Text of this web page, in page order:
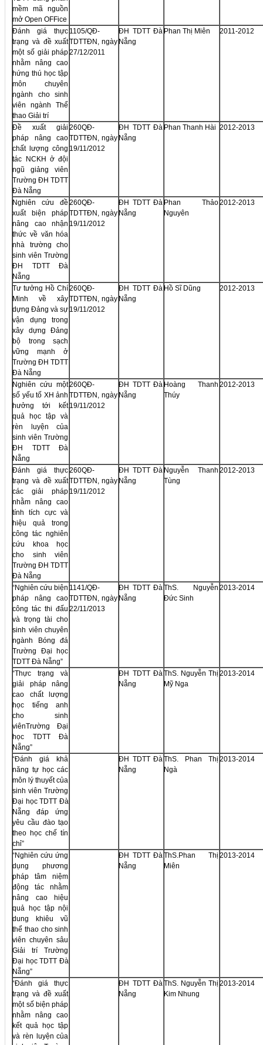
mềm mã nguồn
mở Open OFFice
Đánh giá thực
trạng và đề xuất
một số giải pháp
nhằm nâng cao
hứng thú học tập
môn chuyên
ngành cho sinh
viên ngành Thể
thao Giải trí
1105/QĐ-
TDTTĐN, ngày
27/12/2011
ĐH TDTT Đà
Nẵng
Phan Thị Miên 2011-2012
Đề xuất giải
pháp nâng cao
chất lượng công
tác NCKH ở đội
ngũ giảng viên
Trường ĐH TDTT
Đà Nẵng
260QĐ-
TDTTĐN, ngày
19/11/2012
ĐH TDTT Đà
Nẵng
Phan Thanh Hài 2012-2013
Nghiên cứu đề
xuất biện pháp
nâng cao nhận
thức về văn hóa
nhà trường cho
sinh viên Trường
ĐH TDTT Đà
Nẵng
260QĐ-
TDTTĐN, ngày
19/11/2012
ĐH TDTT Đà
Nẵng
Phan Thảo
Nguyên
2012-2013
Tư tưởng Hồ Chí
Minh về xây
dựng Đảng và sự
vận dụng trong
xây dựng Đảng
bộ trong sạch
vững mạnh ở
Trường ĐH TDTT
Đà Nẵng
260QĐ-
TDTTĐN, ngày
19/11/2012
ĐH TDTT Đà
Nẵng
Hồ Sĩ Dũng 2012-2013
Nghiên cứu một
số yếu tố XH ảnh
hưởng tới kết
quả học tập và
rèn luyện của
sinh viên Trường
ĐH TDTT Đà
Nẵng
260QĐ-
TDTTĐN, ngày
19/11/2012
ĐH TDTT Đà
Nẵng
Hoàng Thanh
Thúy
2012-2013
Đánh giá thực
trạng và đề xuất
các giải pháp
nhằm nâng cao
tính tích cực và
hiệu quả trong
công tác nghiên
cứu khoa học
cho sinh viên
Trường ĐH TDTT
Đà Nẵng
260QĐ-
TDTTĐN, ngày
19/11/2012
ĐH TDTT Đà
Nẵng
Nguyễn Thanh
Tùng
2012-2013
“Nghiên cứu biện
pháp nâng cao
công tác thi đấu
và trọng tài cho
sinh viên chuyên
ngành Bóng đá
Trường Đại học
TDTT Đà Nẵng”
1141/QĐ-
TDTTĐN, ngày
22/11/2013
ĐH TDTT Đà
Nẵng
ThS. Nguyễn
Đức Sinh
2013-2014
“Thực trạng và
giải pháp nâng
cao chất lượng
học tiếng anh
cho sinh
viênTrường Đại
học TDTT Đà
Nẵng”
ĐH TDTT Đà
Nẵng
ThS. Nguyễn Thị
Mỹ Nga
2013-2014
“Đánh giá khả
năng tự học các
môn lý thuyết của
sinh viên Trường
Đại học TDTT Đà
Nẵng đáp ứng
yêu cầu đào tạo
theo học chế tín
chỉ”
ĐH TDTT Đà
Nẵng
ThS. Phan Thị
Ngà
2013-2014
“Nghiên cứu ứng
dụng phương
pháp tâm niệm
động tác nhằm
nâng cao hiệu
quả học tập nội
dung khiêu vũ
thể thao cho sinh
viên chuyên sâu
Giải trí Trường
Đại học TDTT Đà
Nẵng”
ĐH TDTT Đà
Nẵng
ThS.Phan Thị
Miên
2013-2014
“Đánh giá thực
trạng và đề xuất
một số biện pháp
nhằm nâng cao
kết quả học tập
và rèn luyện của
ĐH TDTT Đà
Nẵng
ThS. Nguyễn Thị
Kim Nhung
2013-2014